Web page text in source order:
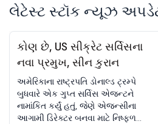
લેટેસ્ટ સ્ટૉક ન્યૂઝ
કોણ છે, US સીક્રેટ સર્વિસના
નવા પ્રમુખ, સીન કુરાન
અમેરિકાના રાષ્ટ્રપતિ ડોનાલ્ડ ટ્રમ્પે
બુધવારે એક ગુપ્ત સર્વિસ એજન્ટને
નામાંકિત કર્યું હતું, જેણે એજન્સીના
આગામી ડિરેક્ટર બનવા માટે નિષ્ફળ